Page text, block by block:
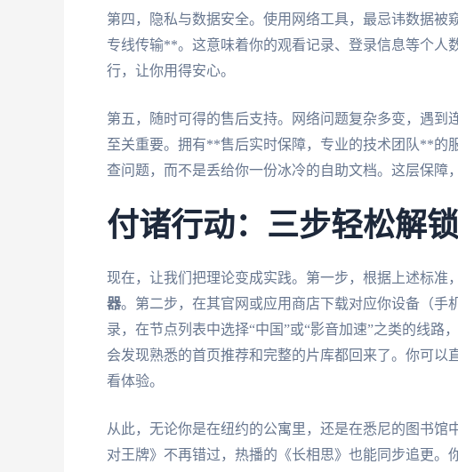
第四，隐私与数据安全。使用网络工具，最忌讳数据被
专线传输**。这意味着你的观看记录、登录信息等个人
行，让你用得安心。
第五，随时可得的售后支持。网络问题复杂多变，遇
至关重要。拥有**售后实时保障，专业的技术团队**的
查问题，而不是丢给你一份冰冷的自助文档。这层保障
付诸行动：三步轻松解
现在，让我们把理论变成实践。第一步，根据上述标准
器。第二步，在其官网或应用商店下载对应你设备（
录，在节点列表中选择“中国”或“影音加速”之类的线
会发现熟悉的首页推荐和完整的片库都回来了。你可
看体验。
从此，无论你是在纽约的公寓里，还是在悉尼的图书
对王牌》不再错过，热播的《长相思》也能同步追更